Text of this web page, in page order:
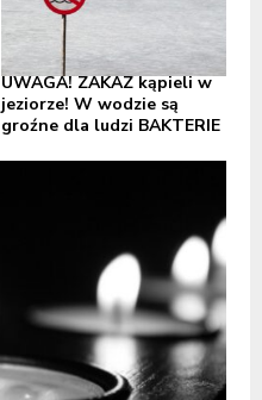
UWAGA! ZAKAZ kąpieli w
jeziorze! W wodzie są
groźne dla ludzi BAKTERIE